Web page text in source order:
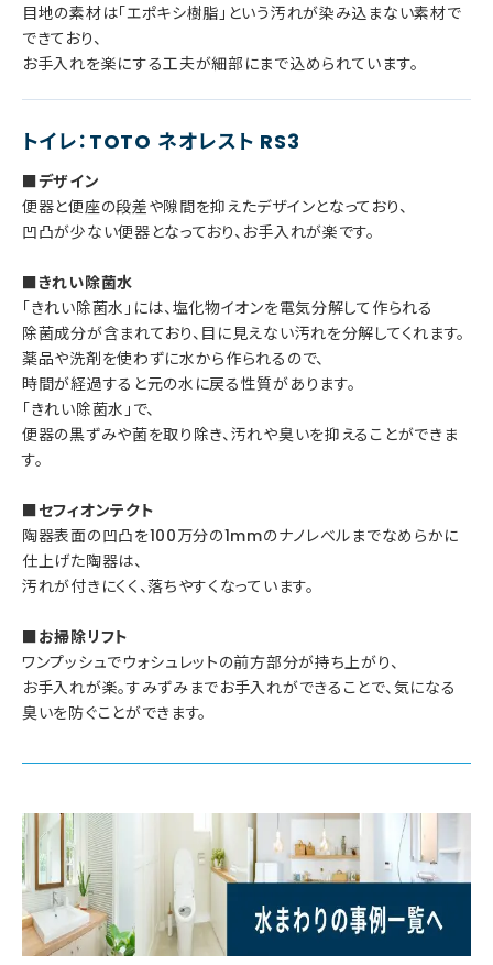
目地の素材は「エポキシ樹脂」という汚れが染み込まない素材で
できており、
お手入れを楽にする工夫が細部にまで込められています。
トイレ：TOTO ネオレスト RS3
■デザイン
便器と便座の段差や隙間を抑えたデザインとなっており、
凹凸が少ない便器となっており、お手入れが楽です。
■きれい除菌水
「きれい除菌水」には、塩化物イオンを電気分解して作られる
除菌成分が含まれており、目に見えない汚れを分解してくれます。
薬品や洗剤を使わずに水から作られるので、
時間が経過すると元の水に戻る性質があります。
「きれい除菌水」で、
便器の黒ずみや菌を取り除き、汚れや臭いを抑えることができま
す。
■セフィオンテクト
陶器表面の凹凸を100万分の1mmのナノレベルまでなめらかに
仕上げた陶器は、
汚れが付きにくく、落ちやすくなっています。
■お掃除リフト
ワンプッシュでウォシュレットの前方部分が持ち上がり、
お手入れが楽。すみずみまでお手入れができることで、気になる
臭いを防ぐことができます。